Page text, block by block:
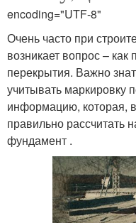
encoding="UTF-8"
Очень часто при
возникает вопрос –
перекрытия. Важно
учитывать маркировку
информацию, которая,
правильно рассчитать
фундамент .